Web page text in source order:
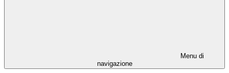
Menu di
navigazione